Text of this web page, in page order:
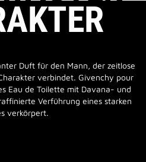
Duft für den Mann, der zeitlose
verbindet. Givenchy pour
Eau de Toilette mit Davana- und
Verführung eines starken
verkörpert.